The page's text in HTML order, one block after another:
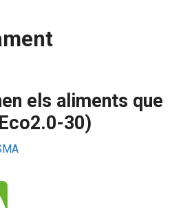
els aliments que
30)